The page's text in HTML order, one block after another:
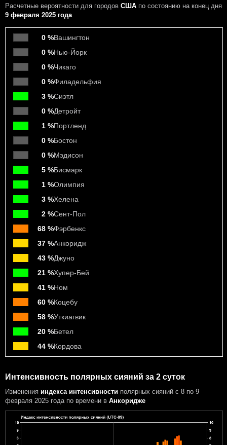
Расчетные вероятности для городов США по состоянию на конец дня
9 февраля 2025 года
0 %Вашингтон
0 %Нью-Йорк
0 %Чикаго
0 %Филадельфия
3 %Сиэтл
0 %Детройт
1 %Портленд
0 %Бостон
0 %Мэдисон
5 %Бисмарк
1 %Олимпия
3 %Хелена
2 %Сент-Пол
68 %Фэрбенкс
37 %Анкоридж
43 %Джуно
21 %Хупер-Бей
41 %Ном
60 %Коцебу
58 %Уткиагвик
20 %Бетел
44 %Кордова
Интенсивность полярных сияний за 2 суток
Изменения индекса интенсивности полярных сияний с 8 по 9
февраля 2025 года по времени в Анкоридже